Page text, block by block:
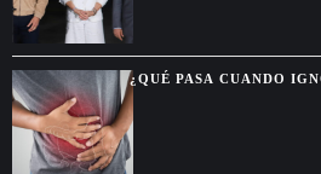
¿QUÉ PASA CUANDO
DURANTE MUCHO